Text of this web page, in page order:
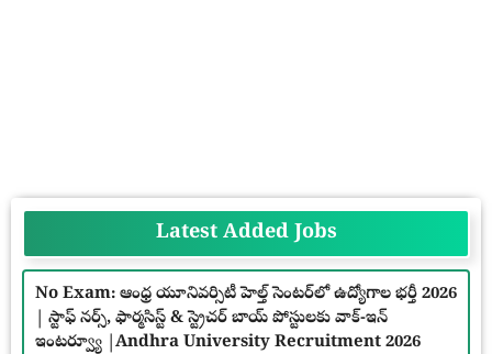
Latest Added Jobs
No Exam: ఆంధ్ర యూనివర్సిటీ హెల్త్ సెంటర్‌లో ఉద్యోగాల భర్తీ 2026
| స్టాఫ్ నర్స్, ఫార్మసిస్ట్ & స్ట్రెచర్ బాయ్ పోస్టులకు వాక్-ఇన్
ఇంటర్వ్యూ |Andhra University Recruitment 2026